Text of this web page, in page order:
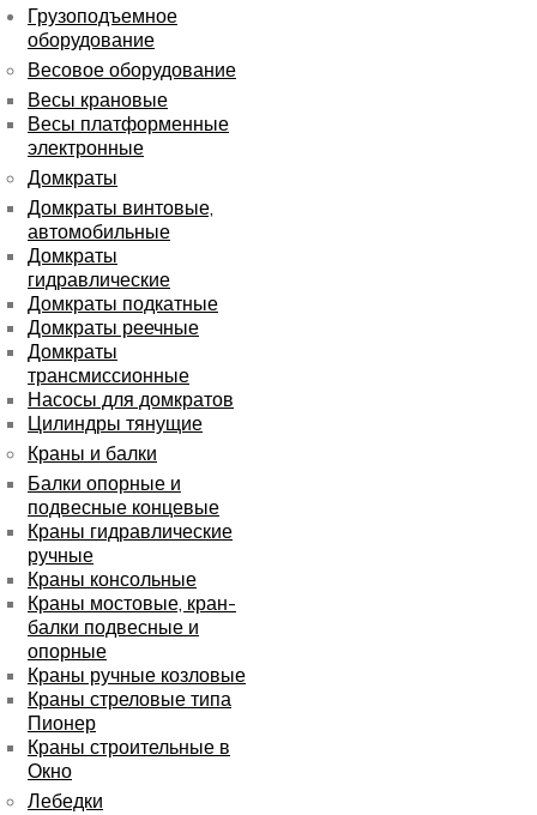
Грузоподъемное
оборудование
Весовое оборудование
Весы крановые
Весы платформенные
электронные
Домкраты
Домкраты винтовые,
автомобильные
Домкраты
гидравлические
Домкраты подкатные
Домкраты реечные
Домкраты
трансмиссионные
Насосы для домкратов
Цилиндры тянущие
Краны и балки
Балки опорные и
подвесные концевые
Краны гидравлические
ручные
Краны консольные
Краны мостовые, кран-
балки подвесные и
опорные
Краны ручные козловые
Краны стреловые типа
Пионер
Краны строительные в
Окно
Лебедки